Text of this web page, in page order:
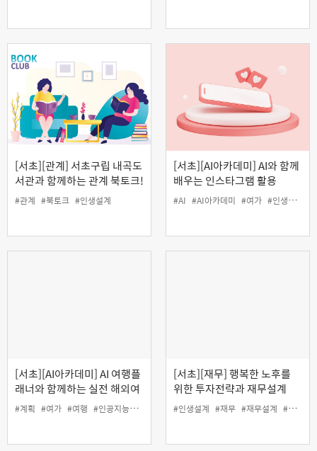
[서초][관계] 서초구립 내곡도
서관과 함께하는 관계 북토크!
'오십이 넘으면 세상이 보이는
이유'
#관계 #북토크 #인생설계
[서초][AI아카데미] AI와 함께
배우는 인스타그램 활용
#AI #AI아카데미 #여가 #인생설계
[서초][AI아카데미] AI 여행플
래너와 함께하는 실전 해외여
행 준비
#계획 #여가 #여행 #인공지능 #인생설계
[서초][재무] 행복한 노후를
위한 투자전략과 재무설계
#인생설계 #재무 #재무설계 #투자